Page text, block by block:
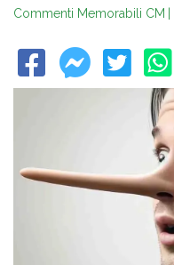
Commenti Memorabili CM